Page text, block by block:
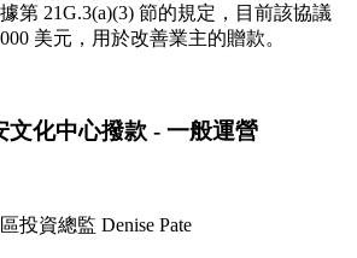
第 21G.3(a)(3) 節的規定，目前該協議
美元，用於改善業主的贈款。
文化中心撥款 - 一般運營
投資總監 Denise Pate